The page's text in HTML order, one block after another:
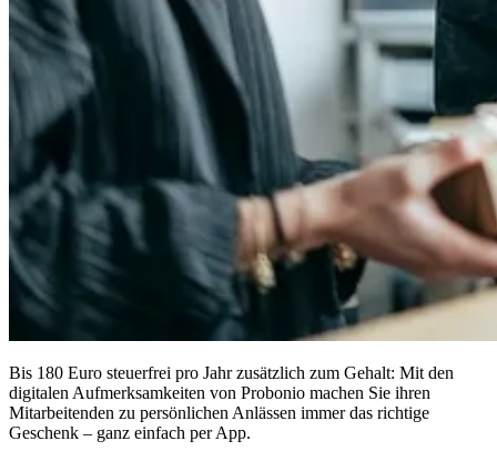
Bis 180 Euro steuerfrei pro Jahr zusätzlich zum Gehalt: Mit den
digitalen Aufmerksamkeiten von Probonio machen Sie ihren
Mitarbeitenden zu persönlichen Anlässen immer das richtige
Geschenk – ganz einfach per App.